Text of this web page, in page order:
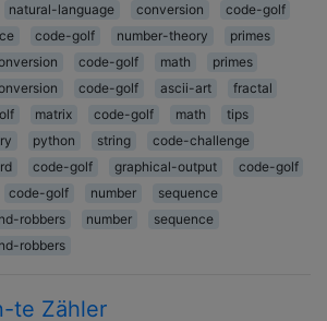
natural-language conversion
code-golf
code-golf number-theory
primes
code-golf math
primes
code-golf ascii-art
fractal
matrix code-golf math
tips
python string
code-challenge
code-golf graphical-output
code-golf
code-golf number
sequence
robbers
number
sequence
robbers
te Zähler